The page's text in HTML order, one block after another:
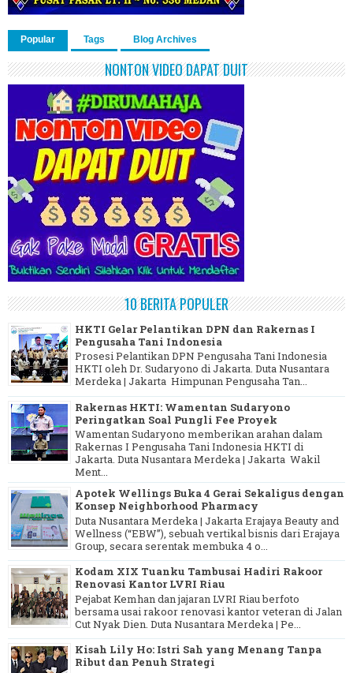
Popular Tags Blog Archives
NONTON VIDEO DAPAT DUIT
10 BERITA POPULER
HKTI Gelar Pelantikan DPN dan Rakernas I
Pengusaha Tani Indonesia
Prosesi Pelantikan DPN Pengusaha Tani Indonesia
HKTI oleh Dr. Sudaryono di Jakarta. Duta Nusantara
Merdeka | Jakarta Himpunan Pengusaha Tan...
Rakernas HKTI: Wamentan Sudaryono
Peringatkan Soal Pungli Fee Proyek
Wamentan Sudaryono memberikan arahan dalam
Rakernas I Pengusaha Tani Indonesia HKTI di
Jakarta. Duta Nusantara Merdeka | Jakarta Wakil
Ment...
Apotek Wellings Buka 4 Gerai Sekaligus dengan
Konsep Neighborhood Pharmacy
Duta Nusantara Merdeka | Jakarta Erajaya Beauty and
Wellness (“EBW”), sebuah vertikal bisnis dari Erajaya
Group, secara serentak membuka 4 o...
Kodam XIX Tuanku Tambusai Hadiri Rakoor
Renovasi Kantor LVRI Riau
Pejabat Kemhan dan jajaran LVRI Riau berfoto
bersama usai rakoor renovasi kantor veteran di Jalan
Cut Nyak Dien. Duta Nusantara Merdeka | Pe...
Kisah Lily Ho: Istri Sah yang Menang Tanpa
Ribut dan Penuh Strategi